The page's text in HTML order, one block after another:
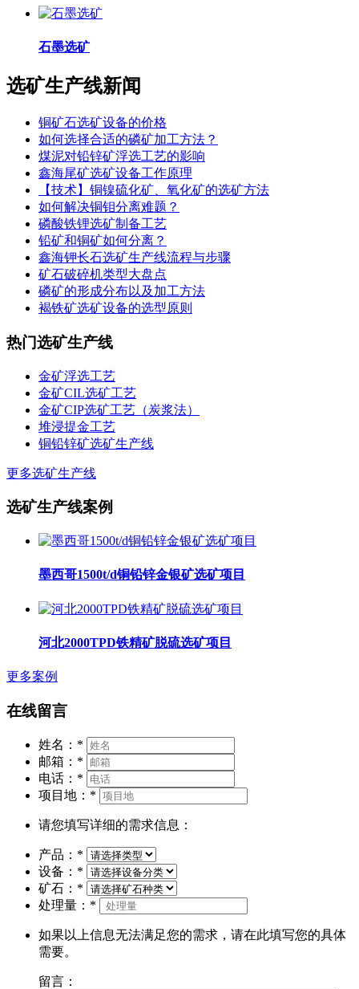
石墨选矿
选矿生产线新闻
铜矿石选矿设备的价格
如何选择合适的磷矿加工方法？
煤泥对铅锌矿浮选工艺的影响
鑫海尾矿选矿设备工作原理
【技术】铜镍硫化矿、氧化矿的选矿方法
如何解决铜钼分离难题？
磷酸铁锂选矿制备工艺
铅矿和铜矿如何分离？
鑫海钾长石选矿生产线流程与步骤
矿石破碎机类型大盘点
磷矿的形成分布以及加工方法
褐铁矿选矿设备的选型原则
热门选矿生产线
金矿浮选工艺
金矿CIL选矿工艺
金矿CIP选矿工艺（炭浆法）
堆浸提金工艺
铜铅锌矿选矿生产线
更多选矿生产线
选矿生产线案例
墨西哥1500t/d铜铅锌金银矿选矿项目
河北2000TPD铁精矿脱硫选矿项目
更多案例
在线留言
姓名： *
邮箱： *
电话： *
项目地： *
请您填写详细的需求信息：
产品： *
设备： *
矿石： *
处理量： *
如果以上信息无法满足您的需求，请在此填写您的具体
需要。
留言：